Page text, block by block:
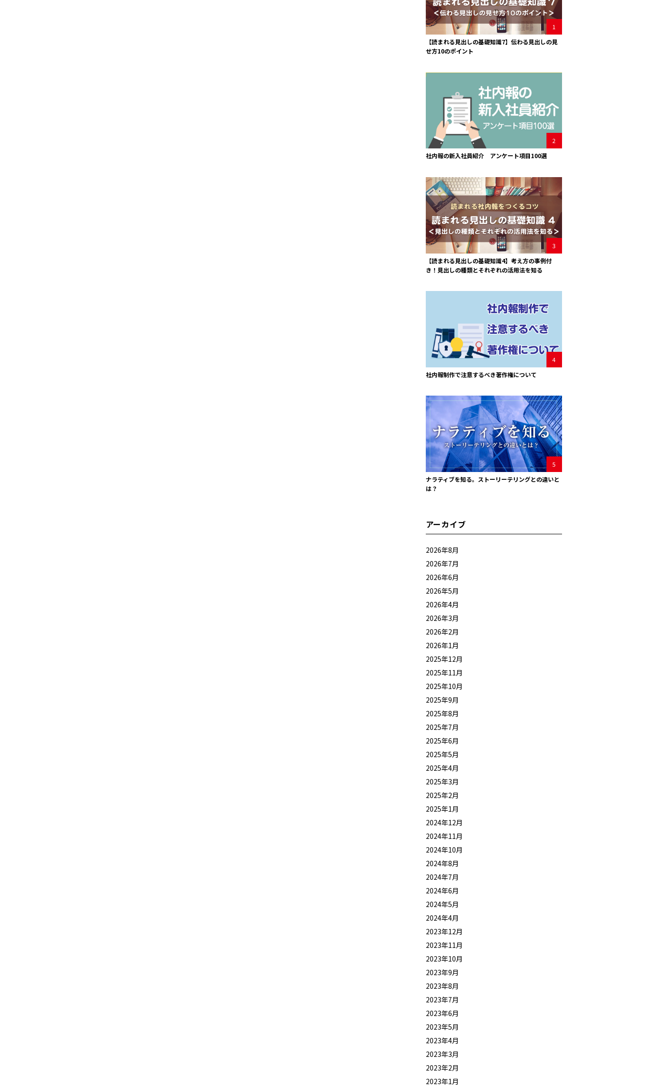
1
【読まれる見出しの基礎知識7】伝わる見出しの見
せ方10のポイント
2
社内報の新入社員紹介 アンケート項目100選
3
【読まれる見出しの基礎知識4】考え方の事例付
き！見出しの種類とそれぞれの活用法を知る
4
社内報制作で注意するべき著作権について
5
ナラティブを知る。ストーリーテリングとの違いと
は？
アーカイブ
2026年8月
2026年7月
2026年6月
2026年5月
2026年4月
2026年3月
2026年2月
2026年1月
2025年12月
2025年11月
2025年10月
2025年9月
2025年8月
2025年7月
2025年6月
2025年5月
2025年4月
2025年3月
2025年2月
2025年1月
2024年12月
2024年11月
2024年10月
2024年8月
2024年7月
2024年6月
2024年5月
2024年4月
2023年12月
2023年11月
2023年10月
2023年9月
2023年8月
2023年7月
2023年6月
2023年5月
2023年4月
2023年3月
2023年2月
2023年1月